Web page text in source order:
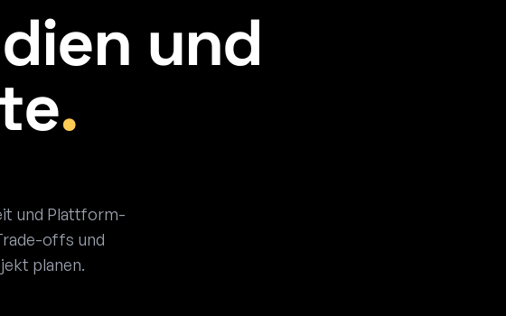
und
.
und Plattform-
offs und
planen.